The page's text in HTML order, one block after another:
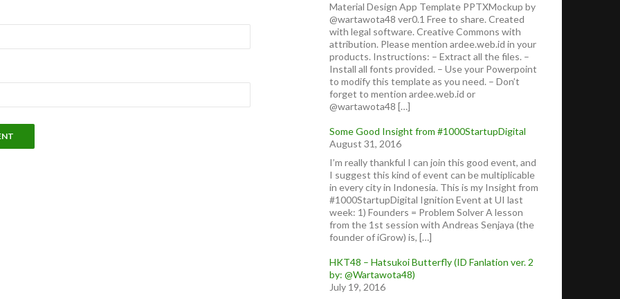
Material Design App Template PPTXMockup by
@wartawota48 ver0.1 Free to share. Created
with legal software. Creative Commons with
attribution. Please mention ardee.web.id in your
products. Instructions: – Extract all the files. –
Install all fonts provided. – Use your Powerpoint
to modify this template as you need. – Don’t
forget to mention ardee.web.id or
@wartawota48 […]
Some Good Insight from #1000StartupDigital
August 31, 2016
I’m really thankful I can join this good event, and
I suggest this kind of event can be multiplicable
in every city in Indonesia. This is my Insight from
#1000StartupDigital Ignition Event at UI last
week: 1) Founders = Problem Solver A lesson
from the 1st session with Andreas Senjaya (the
founder of iGrow) is, […]
HKT48 – Hatsukoi Butterfly (ID Fanlation ver. 2
by: @Wartawota48)
July 19, 2016